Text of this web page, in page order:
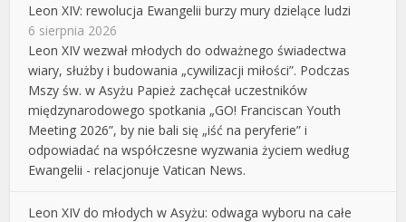
Leon XIV: rewolucja Ewangelii burzy mury dzielące ludzi
6 sierpnia 2026
Leon XIV wezwał młodych do odważnego świadectwa
wiary, służby i budowania „cywilizacji miłości”. Podczas
Mszy św. w Asyżu Papież zachęcał uczestników
międzynarodowego spotkania „GO! Franciscan Youth
Meeting 2026”, by nie bali się „iść na peryferie” i
odpowiadać na współczesne wyzwania życiem według
Ewangelii - relacjonuje Vatican News.
Leon XIV do młodych w Asyżu: odwaga wyboru na całe